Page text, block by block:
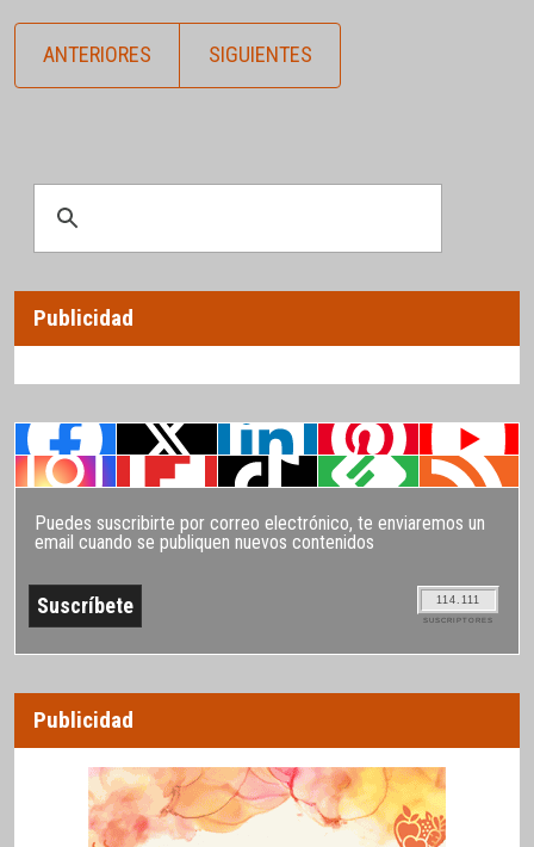
ANTERIORES SIGUIENTES
Publicidad
Puedes suscribirte por correo electrónico, te enviaremos un
email cuando se publiquen nuevos contenidos
114.111
SUSCRIPTORES
Publicidad